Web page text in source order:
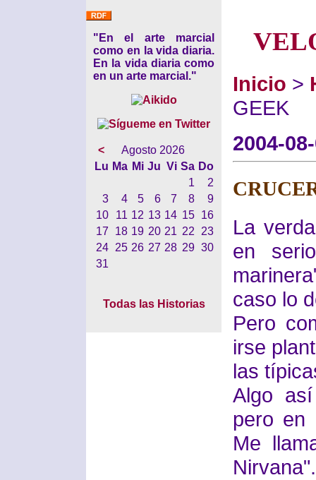
"En el arte marcial
como en la vida diaria.
En la vida diaria como
en un arte marcial."
<
Agosto 2026
Lu Ma Mi Ju Vi Sa Do
1
2
3
4 5 6 7 8
9
10
11 12 13 14 15
16
17
18 19 20 21 22
23
24
25 26 27 28 29 30
31
Todas las Historias
Inicio >
GEEK
2004-
La
en
caso lo
Pero
irse
las
Algo
pero en
Me
Nirvana".